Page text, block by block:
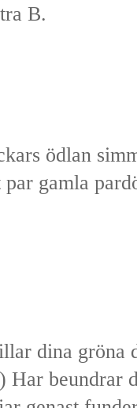
B.
ödlan
par gamla
dina gröna
Har beundrar